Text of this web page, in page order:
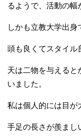
るようで、活動の幅
しかも立教大学出身
頭も良くてスタイル
天は二物を与えると
いました。
私は個人的には目が
手足の長さが羨まし